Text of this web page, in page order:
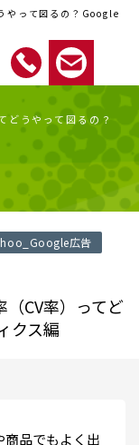
やって図るの？Google
どうやって図るの？
広告
CV率）ってど
クス編
商品でもよく出